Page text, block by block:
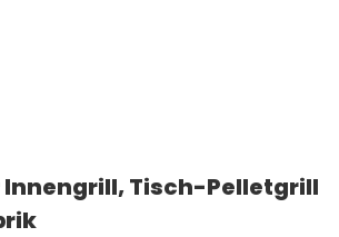
Tisch-Pelletgrill